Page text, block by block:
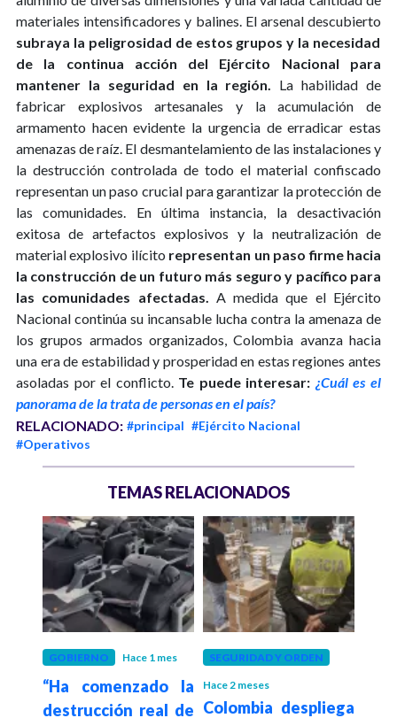
materiales intensificadores y balines. El arsenal descubierto
subraya la peligrosidad de estos grupos y la necesidad
de la continua acción del Ejército Nacional para
mantener la seguridad en la región. La habilidad de
fabricar explosivos artesanales y la acumulación de
armamento hacen evidente la urgencia de erradicar estas
amenazas de raíz. El desmantelamiento de las instalaciones y
la destrucción controlada de todo el material confiscado
representan un paso crucial para garantizar la protección de
las comunidades. En última instancia, la desactivación
exitosa de artefactos explosivos y la neutralización de
material explosivo ilícito representan un paso firme hacia
la construcción de un futuro más seguro y pacífico para
las comunidades afectadas. A medida que el Ejército
Nacional continúa su incansable lucha contra la amenaza de
los grupos armados organizados, Colombia avanza hacia
una era de estabilidad y prosperidad en estas regiones antes
asoladas por el conflicto. Te puede interesar: ¿Cuál es el
panorama de la trata de personas en el país?
RELACIONADO: #principal #Ejército Nacional
#Operativos
TEMAS RELACIONADOS
GOBIERNO Hace 1 mes
“Ha comenzado la
destrucción real de
SEGURIDAD Y ORDEN
Hace 2 meses
Colombia despliega